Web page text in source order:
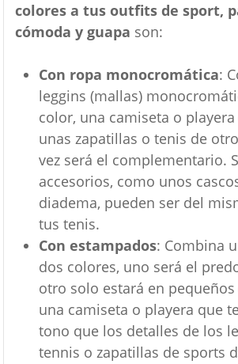
colores a tus outfits de sport,
cómoda y guapa son:
Con ropa monocromática:
leggins (mallas)
color, una camiseta o
unas zapatillas o tenis de
vez será el complementario.
accesorios, como unos
diadema, pueden ser del
tus tenis.
Con estampados: Combina
dos colores, uno será el
otro solo estará en
una camiseta o playera que
tono que los detalles de los
tennis o zapatillas de sports